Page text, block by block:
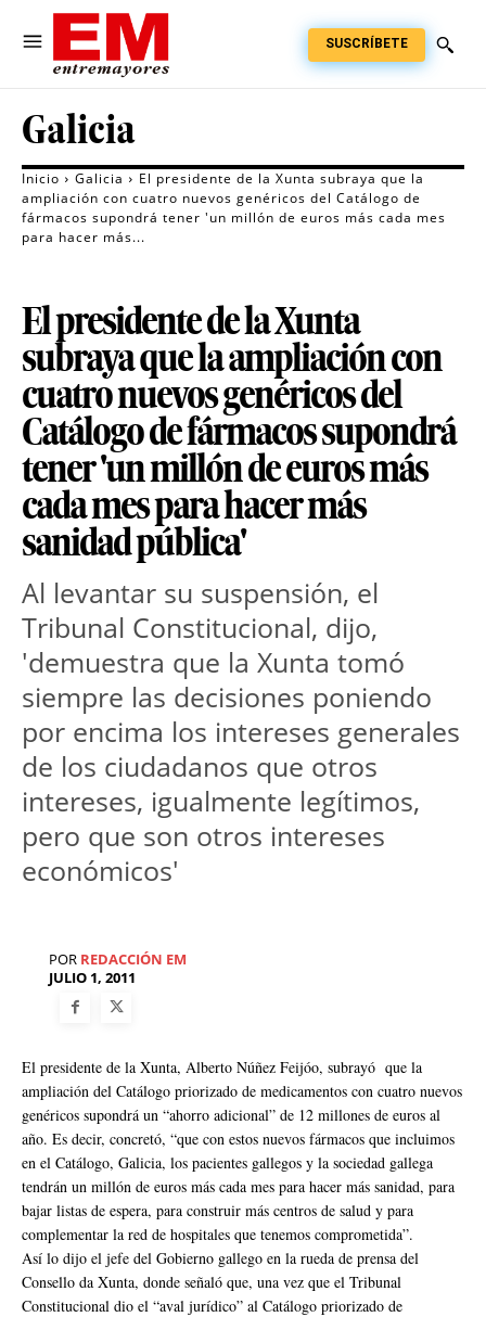
SUSCRÍBETE
Galicia
Inicio Galicia
El presidente de la Xunta subraya que la
ampliación con cuatro nuevos genéricos del Catálogo de
fármacos supondrá tener 'un millón de euros más cada mes
para hacer más...
El presidente de la Xunta
subraya que la ampliación con
cuatro nuevos genéricos del
Catálogo de fármacos supondrá
tener 'un millón de euros más
cada mes para hacer más
sanidad pública'
Al levantar su suspensión, el
Tribunal Constitucional, dijo,
'demuestra que la Xunta tomó
siempre las decisiones poniendo
por encima los intereses generales
de los ciudadanos que otros
intereses, igualmente legítimos,
pero que son otros intereses
económicos'
POR REDACCIÓN EM
JULIO 1, 2011
El presidente de la Xunta, Alberto Núñez Feijóo, subrayó que la
ampliación del Catálogo priorizado de medicamentos con cuatro nuevos
genéricos supondrá un “ahorro adicional” de 12 millones de euros al
año. Es decir, concretó, “que con estos nuevos fármacos que incluimos
en el Catálogo, Galicia, los pacientes gallegos y la sociedad gallega
tendrán un millón de euros más cada mes para hacer más sanidad, para
bajar listas de espera, para construir más centros de salud y para
complementar la red de hospitales que tenemos comprometida”.
Así lo dijo el jefe del Gobierno gallego en la rueda de prensa del
Consello da Xunta, donde señaló que, una vez que el Tribunal
Constitucional dio el “aval jurídico” al Catálogo priorizado de